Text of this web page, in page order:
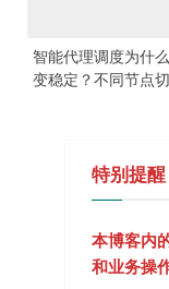
智能代理调度为什
变稳定？不同节点
特别提醒
本博客内
和业务操